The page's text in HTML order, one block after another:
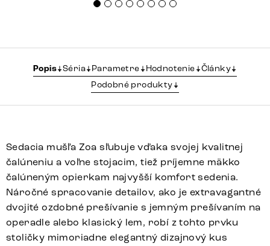
Popis Séria Parametre Hodnotenie
Články
Podobné produkty
Sedacia mušľa Zoa sľubuje vďaka svojej kvalitnej
čalúneniu a voľne stojacim, tiež príjemne mäkko
čalúneným opierkam najvyšší komfort sedenia.
Náročné spracovanie detailov, ako je extravagantné
dvojité ozdobné prešívanie s jemným prešívaním na
operadle alebo klasický lem, robí z tohto prvku
stoličky mimoriadne elegantný dizajnový kus